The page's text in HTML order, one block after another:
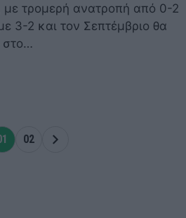
με τρομερή ανατροπή από 0-2
3-2 και τον Σεπτέμβριο θα
στο…
02